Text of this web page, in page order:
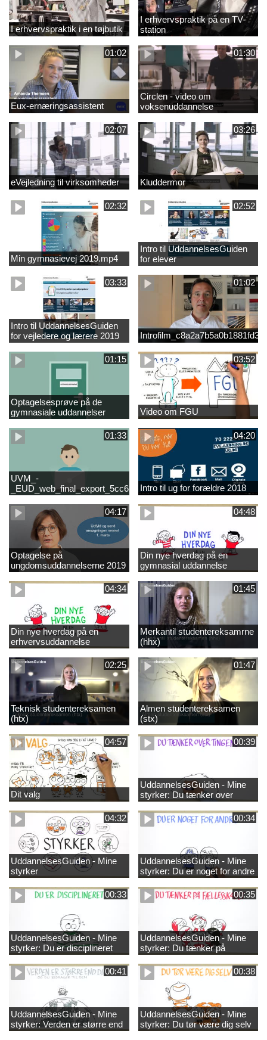
I erhvervspraktik i en tøjbutik
I erhvervspraktik på en TV-
station
01:02
Eux-ernæringsassistent
01:30
Circlen - video om
voksenuddannelse
02:07
eVejledning til virksomheder
03:26
Kluddermor
02:32
Min gymnasievej 2019.mp4
02:52
Intro til UddannelsesGuiden
for elever
03:33
Intro til UddannelsesGuiden
for vejledere og lærere 2019
01:02
01:15
Optagelsesprøve på de
gymnasiale uddannelser
03:52
Video om FGU
01:33
UVM_-
04:20
Intro til ug for forældre 2018
04:17
Optagelse på
ungdomsuddannelserne 2019
04:48
Din nye hverdag på en
gymnasial uddannelse
04:34
Din nye hverdag på en
erhvervsuddannelse
01:45
Merkantil studentereksamrne
(hhx)
02:25
Teknisk studentereksamen
(htx)
01:47
Almen studentereksamen
(stx)
04:57
Dit valg
00:39
UddannelsesGuiden - Mine
styrker: Du tænker over
tingene
04:32
UddannelsesGuiden - Mine
styrker
00:34
UddannelsesGuiden - Mine
styrker: Du er noget for andre
00:33
UddannelsesGuiden - Mine
styrker: Du er disciplineret
00:35
UddannelsesGuiden - Mine
styrker: Du tænker på
fællesskabet
00:41
UddannelsesGuiden - Mine
styrker: Verden er større end
dig og du bidrager til den
00:38
UddannelsesGuiden - Mine
styrker: Du tør være dig selv